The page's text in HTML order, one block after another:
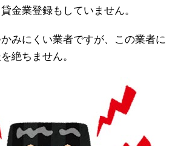
金業登録もしていません。
みにくい業者ですが、この業者に
絶ちません。